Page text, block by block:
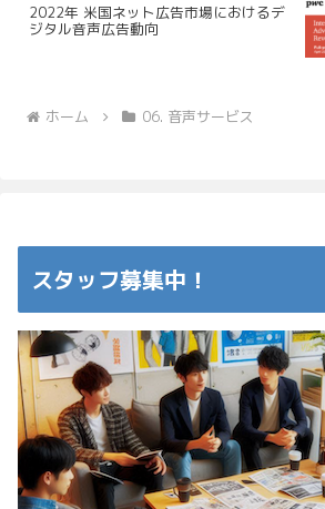
2022年 米国ネット広告市場におけるデ
ジタル音声広告動向
ホーム 06. 音声サービス
スタッフ募集中！